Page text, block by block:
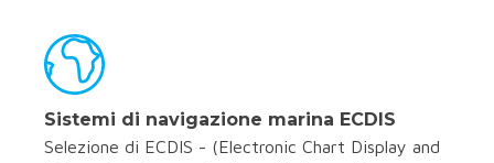
Sistemi di navigazione marina ECDIS
Selezione di ECDIS - (Electronic Chart Display and